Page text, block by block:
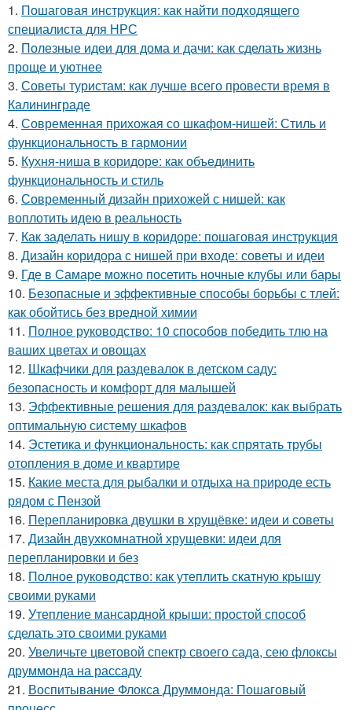
1. Пошаговая инструкция: как найти подходящего
специалиста для НРС
2. Полезные идеи для дома и дачи: как сделать жизнь
проще и уютнее
3. Советы туристам: как лучше всего провести время в
Калининграде
4. Современная прихожая со шкафом-нишей: Стиль и
функциональность в гармонии
5. Кухня-ниша в коридоре: как объединить
функциональность и стиль
6. Современный дизайн прихожей с нишей: как
воплотить идею в реальность
7. Как заделать нишу в коридоре: пошаговая инструкция
8. Дизайн коридора с нишей при входе: советы и идеи
9. Где в Самаре можно посетить ночные клубы или бары
10. Безопасные и эффективные способы борьбы с тлей:
как обойтись без вредной химии
11. Полное руководство: 10 способов победить тлю на
ваших цветах и овощах
12. Шкафчики для раздевалок в детском саду:
безопасность и комфорт для малышей
13. Эффективные решения для раздевалок: как выбрать
оптимальную систему шкафов
14. Эстетика и функциональность: как спрятать трубы
отопления в доме и квартире
15. Какие места для рыбалки и отдыха на природе есть
рядом с Пензой
16. Перепланировка двушки в хрущёвке: идеи и советы
17. Дизайн двухкомнатной хрущевки: идеи для
перепланировки и без
18. Полное руководство: как утеплить скатную крышу
своими руками
19. Утепление мансардной крыши: простой способ
сделать это своими руками
20. Увеличьте цветовой спектр своего сада, сею флоксы
друммонда на рассаду
21. Воспитывание Флокса Друммонда: Пошаговый